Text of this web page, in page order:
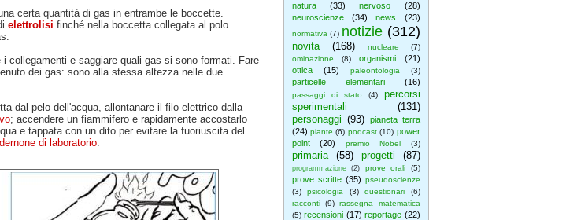
natura
(33) nervoso
(28)
neuroscienze
(34) news (23)
normativa (7) notizie (312)
novita (168) nucleare
(7)
ominazione
(8) organismi
(21)
ottica
(15) paleontologia (3)
particelle elementari (16)
passaggi di stato (4)
percorsi
sperimentali
(131)
personaggi (93)
pianeta terra
(24) piante (6) podcast (10) power
point
(20) premio Nobel (3)
primaria (58) progetti (87)
programmazione (2) prove orali (5)
prove scritte (35) pseudoscienze
(3)
psicologia (3) questionari
(6)
racconti (9) rassegna matematica
(5) recensioni (17) reportage (22)
certa quantità di gas in entrambe le boccette.
elettrolisi finché nella boccetta collegata al polo
collegamenti e saggiare quali gas si sono formati. Fare
dei gas: sono alla stessa altezza nelle due
dal pelo dell'acqua, allontanare il filo elettrico dalla
; accendere un fiammifero e rapidamente accostarlo
e tappata con un dito per evitare la fuoriuscita del
di laboratorio.